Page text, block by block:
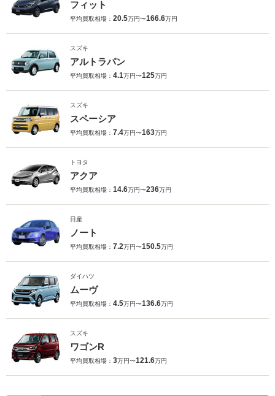
フィット
平均買取相場： 20.5万円〜166.6万円
スズキ
アルトラパン
平均買取相場： 4.1万円〜125万円
スズキ
スペーシア
平均買取相場： 7.4万円〜163万円
トヨタ
アクア
平均買取相場： 14.6万円〜236万円
日産
ノート
平均買取相場： 7.2万円〜150.5万円
ダイハツ
ムーヴ
平均買取相場： 4.5万円〜136.6万円
スズキ
ワゴンR
平均買取相場： 3万円〜121.6万円